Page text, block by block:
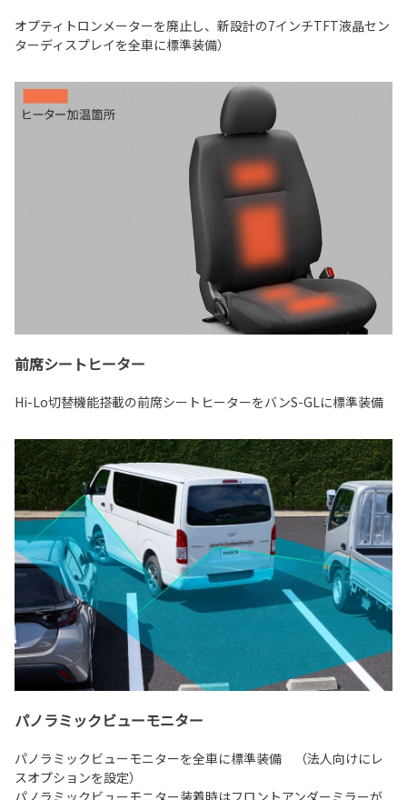
オプティトロンメーターを廃止し、新設計の7インチTFT液晶セン
ターディスプレイを全車に標準装備）
前席シートヒーター
Hi-Lo切替機能搭載の前席シートヒーターをバンS-GLに標準装備
パノラミックビューモニター
パノラミックビューモニターを全車に標準装備 （法人向けにレ
スオプションを設定）